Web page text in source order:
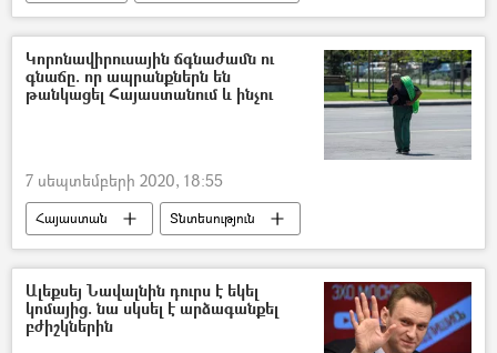
միգրանտ
Կորոնավիրուսային ճգնաժամն ու
գնաճը. որ ապրանքներն են
թանկացել Հայաստանում և ինչու
7 սեպտեմբերի 2020, 18:55
Հայաստան
Տնտեսություն
կորոնավիրուս
Ազգային վիճակագրական ծառայություն (ԱՎԾ)
Ալեքսեյ Նավալնին դուրս է եկել
կոմայից. նա սկսել է արձագանքել
բժիշկներին